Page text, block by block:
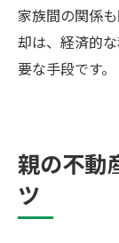
家族間の関係
却は、経済的
要な手段です。
親の不動
ツ